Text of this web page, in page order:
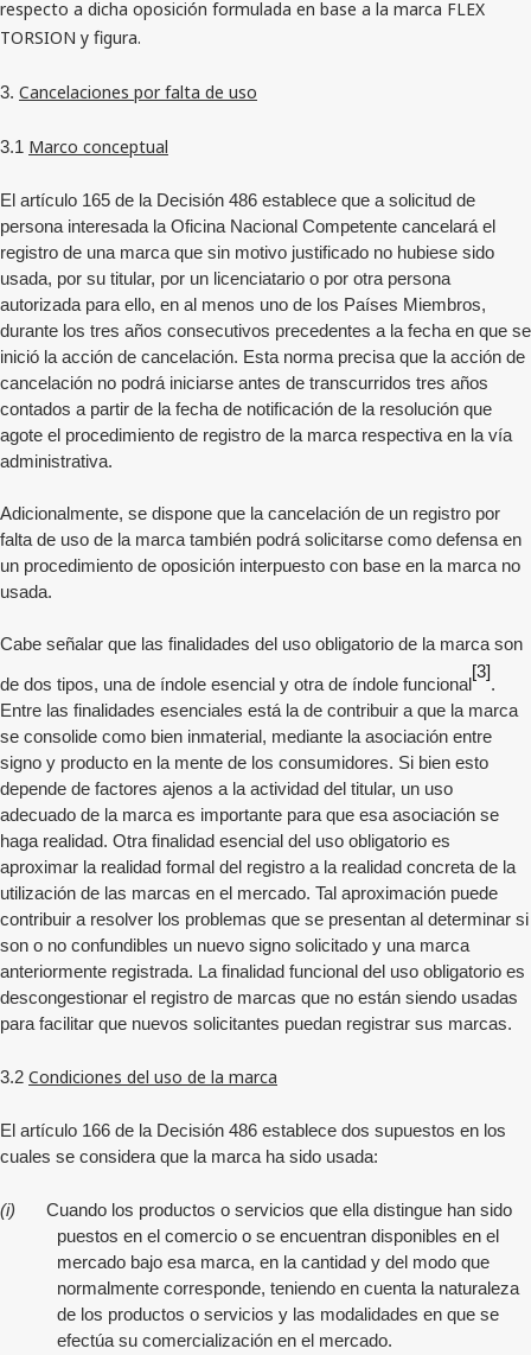
respecto a dicha oposición formulada en base a la marca FLEX
TORSION y figura.
3. Cancelaciones por falta de uso
3.1 Marco conceptual
El artículo 165 de la Decisión 486 establece que a solicitud de
persona interesada la Oficina Nacional Competente cancelará el
registro de una marca que sin motivo justificado no hubiese sido
usada, por su titular, por un licenciatario o por otra persona
autorizada para ello, en al menos uno de los Países Miembros,
durante los tres años consecutivos precedentes a la fecha en que se
inició la acción de cancelación. Esta norma precisa que la acción de
cancelación no podrá iniciarse antes de transcurridos tres años
contados a partir de la fecha de notificación de la resolución que
agote el procedimiento de registro de la marca respectiva en la vía
administrativa.
Adicionalmente, se dispone que la cancelación de un registro por
falta de uso de la marca también podrá solicitarse como defensa en
un procedimiento de oposición interpuesto con base en la marca no
usada.
Cabe señalar que las finalidades del uso obligatorio de la marca son
de dos tipos, una de índole esencial y otra de índole funcional
[3]
.
Entre las finalidades esenciales está la de contribuir a que la marca
se consolide como bien inmaterial, mediante la asociación entre
signo y producto en la mente de los consumidores. Si bien esto
depende de factores ajenos a la actividad del titular, un uso
adecuado de la marca es importante para que esa asociación se
haga realidad. Otra finalidad esencial del uso obligatorio es
aproximar la realidad formal del registro a la realidad concreta de la
utilización de las marcas en el mercado. Tal aproximación puede
contribuir a resolver los problemas que se presentan al determinar si
son o no confundibles un nuevo signo solicitado y una marca
anteriormente registrada. La finalidad funcional del uso obligatorio es
descongestionar el registro de marcas que no están siendo usadas
para facilitar que nuevos solicitantes puedan registrar sus marcas.
3.2 Condiciones del uso de la marca
El artículo 166 de la Decisión 486 establece dos supuestos en los
cuales se considera que la marca ha sido usada:
(i)
Cuando los productos o servicios que ella distingue han sido
puestos en el comercio o se encuentran disponibles en el
mercado bajo esa marca, en la cantidad y del modo que
normalmente corresponde, teniendo en cuenta la naturaleza
de los productos o servicios y las modalidades en que se
efectúa su comercialización en el mercado.